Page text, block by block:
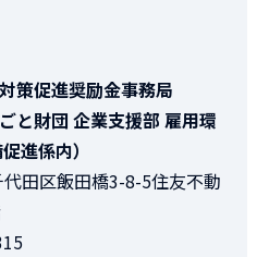
策促進奨励金事務局
と財団 企業支援部 雇用環
進係内）
田区飯田橋3-8-5住友不動